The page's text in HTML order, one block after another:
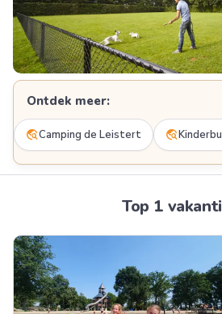
Ontdek meer:
travel_exploreCamping de Leistert travel_explore
Top 1